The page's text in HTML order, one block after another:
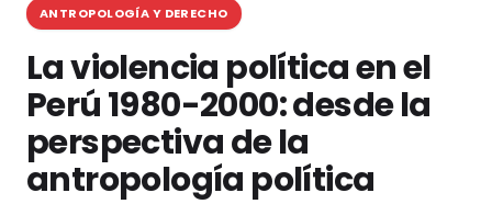
ANTROPOLOGÍA Y DERECHO
La violencia política en el
Perú 1980-2000: desde la
perspectiva de la
antropología política